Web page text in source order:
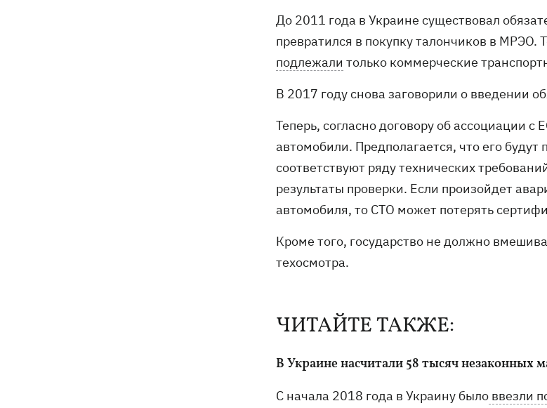
До 2011 года в Украине существовал
превратился в покупку талончиков в МРЭО.
подлежали только коммерческие
В 2017 году снова заговорили о введении
Теперь, согласно договору об ассоциации с
автомобили. Предполагается, что его
соответствуют ряду технических
результаты проверки. Если произойдет
автомобиля, то СТО может потерять
Кроме того, государство не должно
техосмотра.
ЧИТАЙТЕ ТАКЖЕ:
В Украине насчитали 58 тысяч незаконных
С начала 2018 года в Украину было ввезли